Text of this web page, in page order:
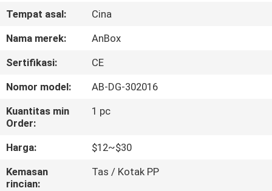
TENTANG
KAMI
TUR
PABRIK
KONTROL
KUALITAS
Tempat asal:
Cina
Nama merek:
AnBox
Sertifikasi:
CE
Nomor model:
AB-DG-302016
Kuantitas min
Order:
1 pc
Harga:
$12~$30
Kemasan
rincian:
Tas / Kotak PP